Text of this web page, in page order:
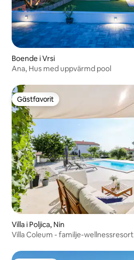
Boende i Vrsi
Ana, Hus med uppvärmd pool
Gästfavorit
Gästfavorit
Villa i Poljica, Nin
Villa Coleum - familje-wellnessresort